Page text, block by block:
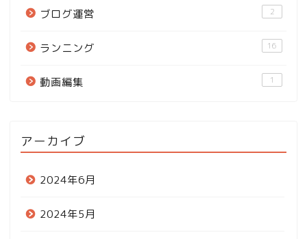
ブログ運営 2
ランニング 16
動画編集 1
アーカイブ
2024年6月
2024年5月